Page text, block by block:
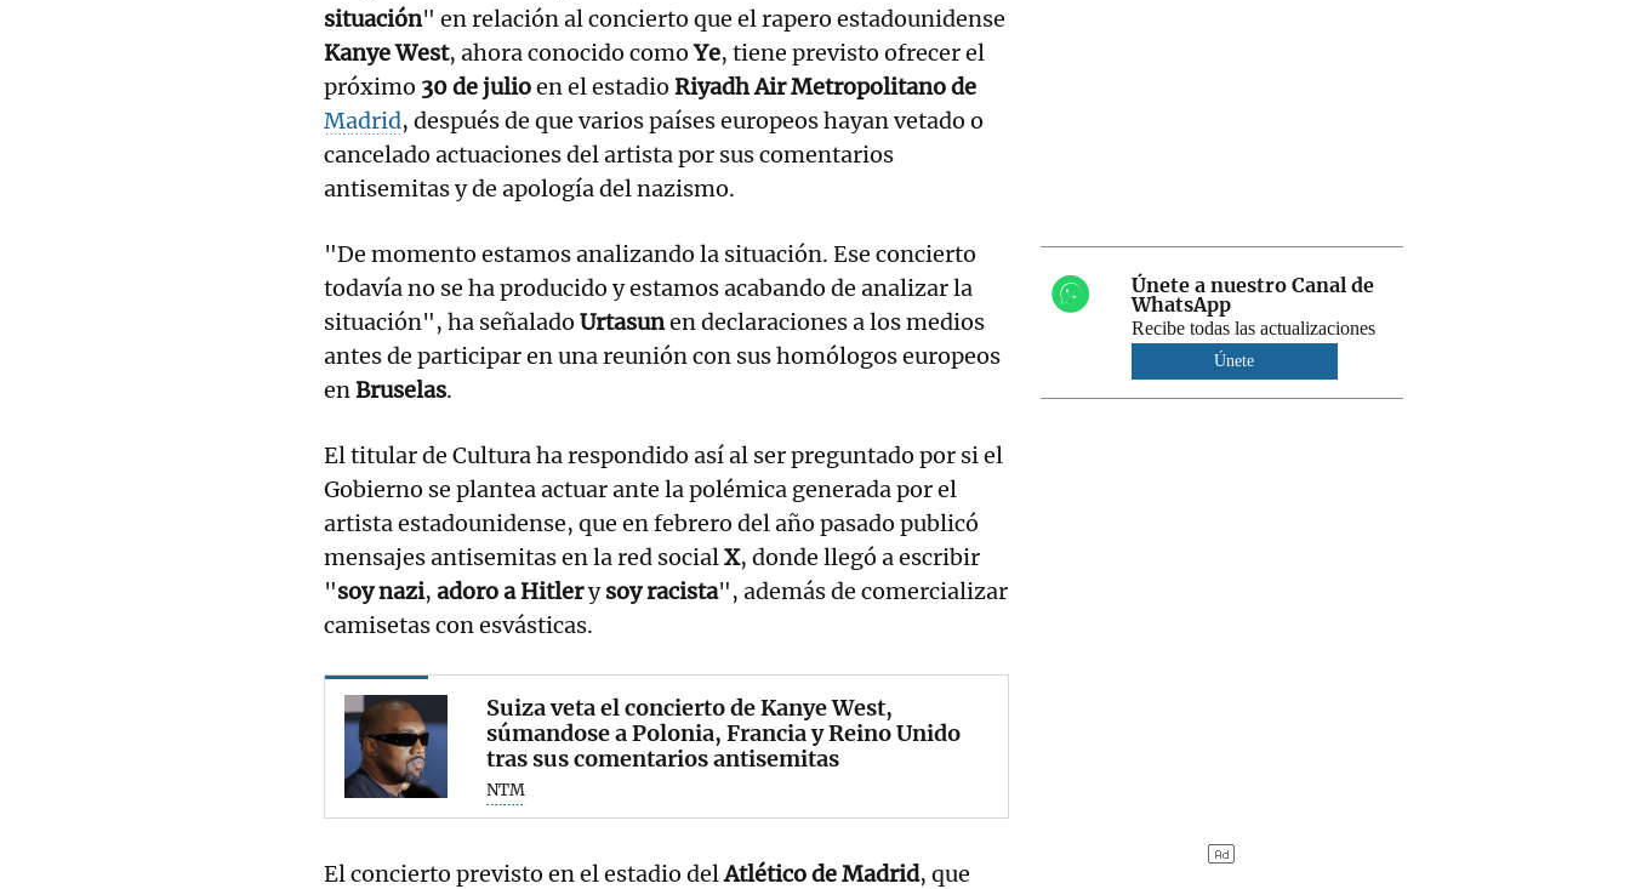
situación" en relación al concierto que el rapero estadounidense
Kanye West, ahora conocido comoYe, tiene previsto ofrecer el
próximo 30 de julioen el estadio Riyadh Air Metropolitano de
Madrid, después de que varios países europeos hayan vetado o
cancelado actuaciones del artista por sus comentarios
antisemitas y de apología del nazismo.
"De momento estamos analizando la situación. Ese concierto
todavía no se ha producido y estamos acabando de analizar la
situación", ha señalado Urtasunen declaraciones a los medios
antes de participar en una reunión con sus homólogos europeos
enBruselas.
El titular de Cultura ha respondido así al ser preguntado por si el
Gobierno se plantea actuar ante la polémica generada por el
artista estadounidense, que en febrero del año pasado publicó
mensajes antisemitas en la red socialX, donde llegó a escribir
"soy nazi, adoro a Hitlerysoy racista", además de comercializar
camisetas con esvásticas.
Suiza veta el concierto de Kanye West,
súmandose a Polonia, Francia y Reino Unido
tras sus comentarios antisemitas
NTM
El concierto previsto en el estadio delAtlético de Madrid, que
Únete a nuestro Canal de
WhatsApp
Recibe todas las actualizaciones
Únete